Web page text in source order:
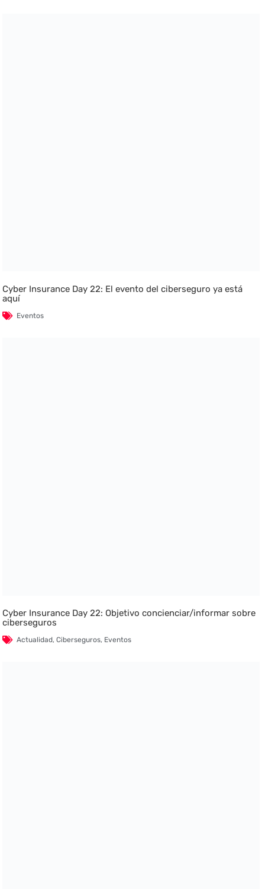
Cyber Insurance Day 22: El evento del ciberseguro ya está
aquí
Eventos
Cyber Insurance Day 22: Objetivo concienciar/informar sobre
ciberseguros
Actualidad,Ciberseguros, Eventos